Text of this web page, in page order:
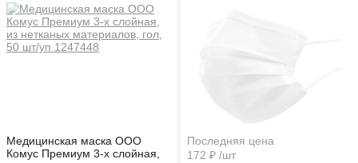
Медицинская маска ООО
Комус Премиум 3-х слойная,
Последняя цена
172 ₽ /шт